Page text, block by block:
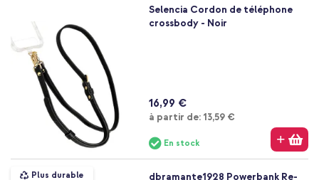
Selencia Cordon de téléphone
crossbody - Noir
16,99 €
à partir de: À partir de
13,59 €
En stock
Plus durable
dbramante1928 Powerbank Re-